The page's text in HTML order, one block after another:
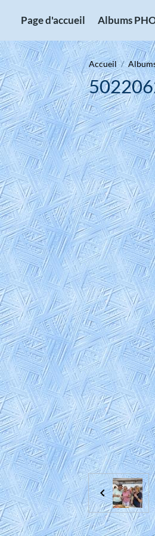
Page d'accueil Albums
Accueil